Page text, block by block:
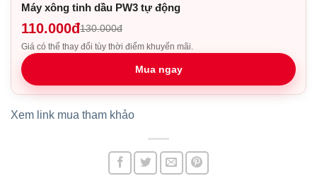
Máy xông tinh dầu PW3 tự động
110.000đ130.000đ
Giá có thể thay đổi tùy thời điểm khuyến mãi.
Mua ngay
Xem link mua tham khảo